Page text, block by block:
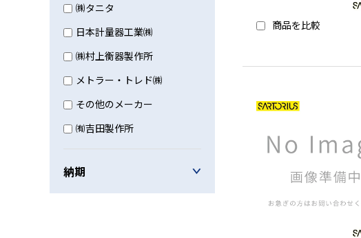
㈱タニタ
日本計量器工業㈱
㈱村上衡器製作所
メトラー・トレド㈱
その他のメーカー
㈲吉田製作所
納期
商品を比較